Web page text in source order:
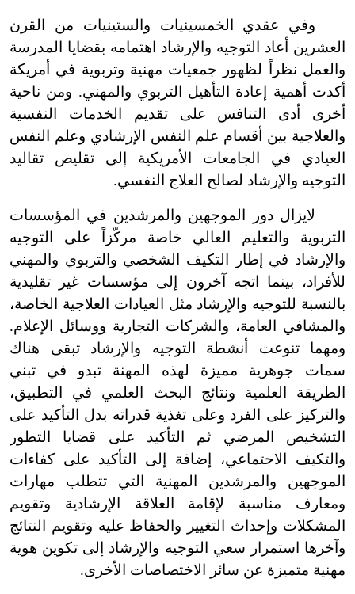
وفي عقدي الخمسينيات والستينيات من القرن
العشرين أعاد التوجيه والإرشاد اهتمامه بقضايا المدرسة
والعمل نظراً لظهور جمعيات مهنية وتربوية في أمريكة
أكدت أهمية إعادة التأهيل التربوي والمهني. ومن ناحية
أخرى أدى التنافس على تقديم الخدمات النفسية
والعلاجية بين أقسام علم النفس الإرشادي وعلم النفس
العيادي في الجامعات الأمريكية إلى تقليص تقاليد
التوجيه والإرشاد لصالح العلاج النفسي.
لايزال دور الموجهين والمرشدين في المؤسسات
التربوية والتعليم العالي خاصة مركّزاً على التوجيه
والإرشاد في إطار التكيف الشخصي والتربوي والمهني
للأفراد، بينما اتجه آخرون إلى مؤسسات غير تقليدية
بالنسبة للتوجيه والإرشاد مثل العيادات العلاجية الخاصة،
والمشافي العامة، والشركات التجارية ووسائل الإعلام.
ومهما تنوعت أنشطة التوجيه والإرشاد تبقى هناك
سمات جوهرية مميزة لهذه المهنة تبدو في تبني
الطريقة العلمية ونتائج البحث العلمي في التطبيق،
والتركيز على الفرد وعلى تغذية قدراته بدل التأكيد على
التشخيص المرضي ثم التأكيد على قضايا التطور
والتكيف الاجتماعي، إضافة إلى التأكيد على كفاءات
الموجهين والمرشدين المهنية التي تتطلب مهارات
ومعارف مناسبة لإقامة العلاقة الإرشادية وتقويم
المشكلات وإحداث التغيير والحفاظ عليه وتقويم النتائج
وآخرها استمرار سعي التوجيه والإرشاد إلى تكوين هوية
مهنية متميزة عن سائر الاختصاصات الأخرى.